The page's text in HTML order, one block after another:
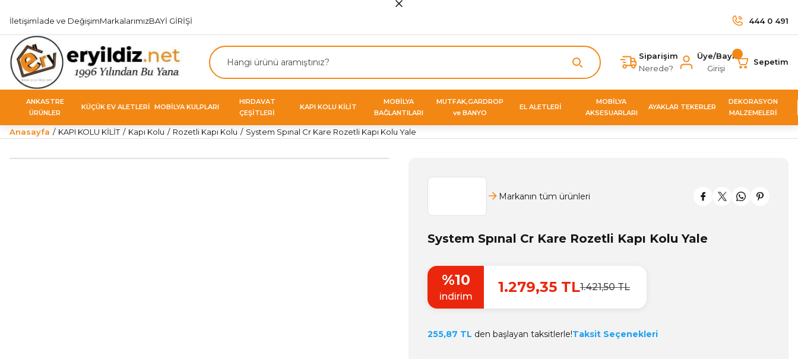
İletişimİade ve DeğişimMarkalarımızBAYİ GİRİŞİ 444 0 491
Siparişim
Nerede?
Üye/Bayi
Girişi
Sepetim
ANKASTRE
ÜRÜNLER
KÜÇÜK EV ALETLERİ MOBİLYA KULPLARI
HIRDAVAT
ÇEŞİTLERİ
KAPI KOLU KİLİT
MOBİLYA
BAĞLANTILARI
MUTFAK,GARDROP
ve BANYO
EL ALETLERİ
MOBİLYA
AKSESUARLARI
AYAKLAR TEKERLER
DEKORASYON
MALZEMELERİ
Anasayfa KAPI KOLU KİLİT Kapı Kolu Rozetli Kapı Kolu System Spınal Cr Kare Rozetli Kapı Kolu Yale
Markanın tüm ürünleri
System Spınal Cr Kare Rozetli Kapı Kolu Yale
%10
indirim
1.279,35 TL1.421,50 TL
255,87 TL den başlayan taksitlerle!Taksit Seçenekleri